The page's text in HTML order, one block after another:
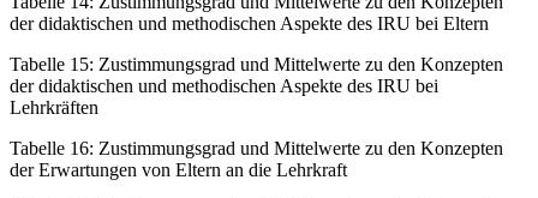
der didaktischen und methodischen Aspekte des IRU bei Eltern
Tabelle 15: Zustimmungsgrad und Mittelwerte zu den Konzepten
der didaktischen und methodischen Aspekte des IRU bei
Lehrkräften
Tabelle 16: Zustimmungsgrad und Mittelwerte zu den Konzepten
der Erwartungen von Eltern an die Lehrkraft